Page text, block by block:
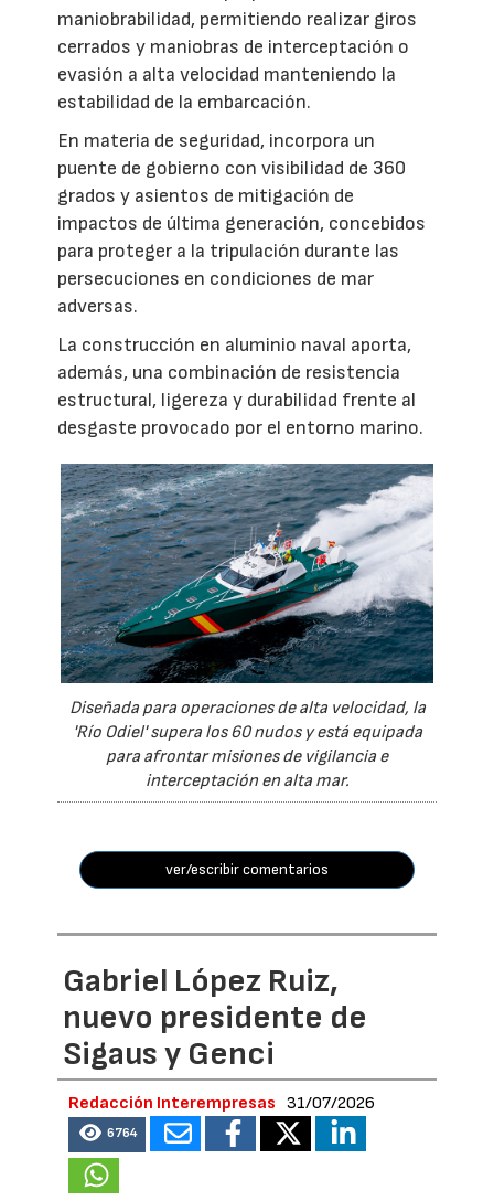
maniobrabilidad, permitiendo realizar giros
cerrados y maniobras de interceptación o
evasión a alta velocidad manteniendo la
estabilidad de la embarcación.
En materia de seguridad, incorpora un
puente de gobierno con visibilidad de 360
grados y asientos de mitigación de
impactos de última generación, concebidos
para proteger a la tripulación durante las
persecuciones en condiciones de mar
adversas.
La construcción en aluminio naval aporta,
además, una combinación de resistencia
estructural, ligereza y durabilidad frente al
desgaste provocado por el entorno marino.
Diseñada para operaciones de alta velocidad, la
'Río Odiel' supera los 60 nudos y está equipada
para afrontar misiones de vigilancia e
interceptación en alta mar.
ver/escribir comentarios
Gabriel López Ruiz,
nuevo presidente de
Sigaus y Genci
Redacción Interempresas 31/07/2026
6764